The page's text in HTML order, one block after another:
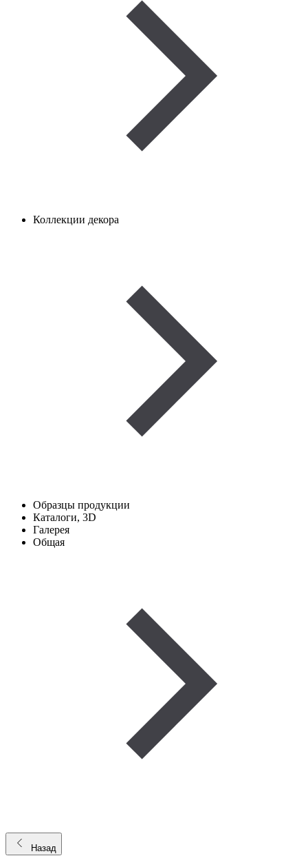
Коллекции декора
Образцы продукции
Каталоги, 3D
Галерея
Общая
Назад